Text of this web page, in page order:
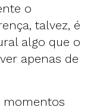
o
talvez, é
algo que o
apenas de
momentos